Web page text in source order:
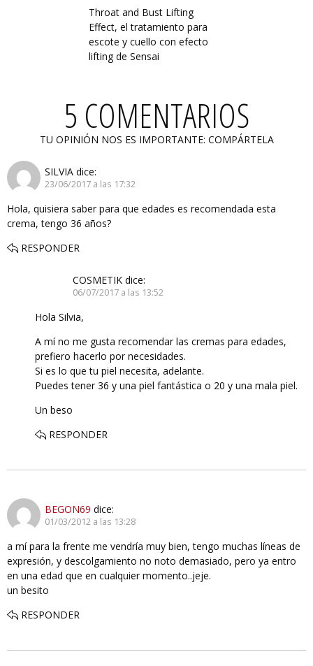
Throat and Bust Lifting
Effect, el tratamiento para
escote y cuello con efecto
lifting de Sensai
5 COMENTARIOS
TU OPINIÓN NOS ES IMPORTANTE: COMPÁRTELA
SILVIA dice:
23/06/2017 a las 17:32
Hola, quisiera saber para que edades es recomendada esta
crema, tengo 36 años?
RESPONDER
COSMETIK dice:
06/07/2017 a las 13:52
Hola Silvia,
A mí no me gusta recomendar las cremas para edades,
prefiero hacerlo por necesidades.
Si es lo que tu piel necesita, adelante.
Puedes tener 36 y una piel fantástica o 20 y una mala piel.
Un beso
RESPONDER
BEGON69 dice:
01/03/2012 a las 13:28
a mí para la frente me vendría muy bien, tengo muchas líneas de
expresión, y descolgamiento no noto demasiado, pero ya entro
en una edad que en cualquier momento..jeje.
un besito
RESPONDER